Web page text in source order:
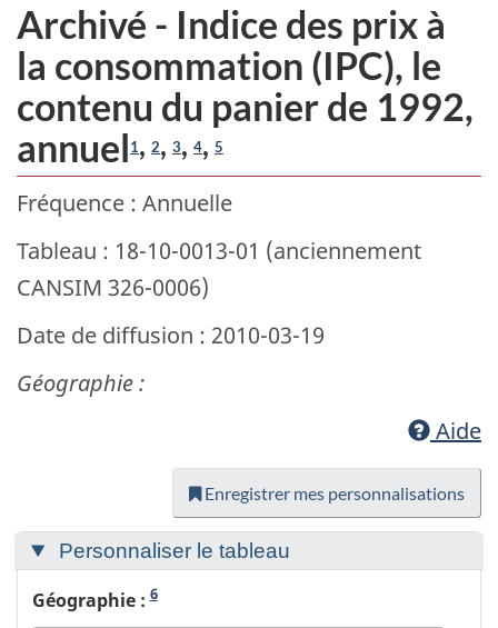
Archivé - Indice des prix à
la consommation (IPC), le
contenu du panier de 1992,
annuel1, 2, 3, 4, 5
Fréquence : Annuelle
Tableau : 18-10-0013-01 (anciennement
CANSIM 326-0006)
Date de diffusion : 2010-03-19
Géographie :
Aide
Enregistrer mes personnalisations
Personnaliser le tableau
Géographie :6